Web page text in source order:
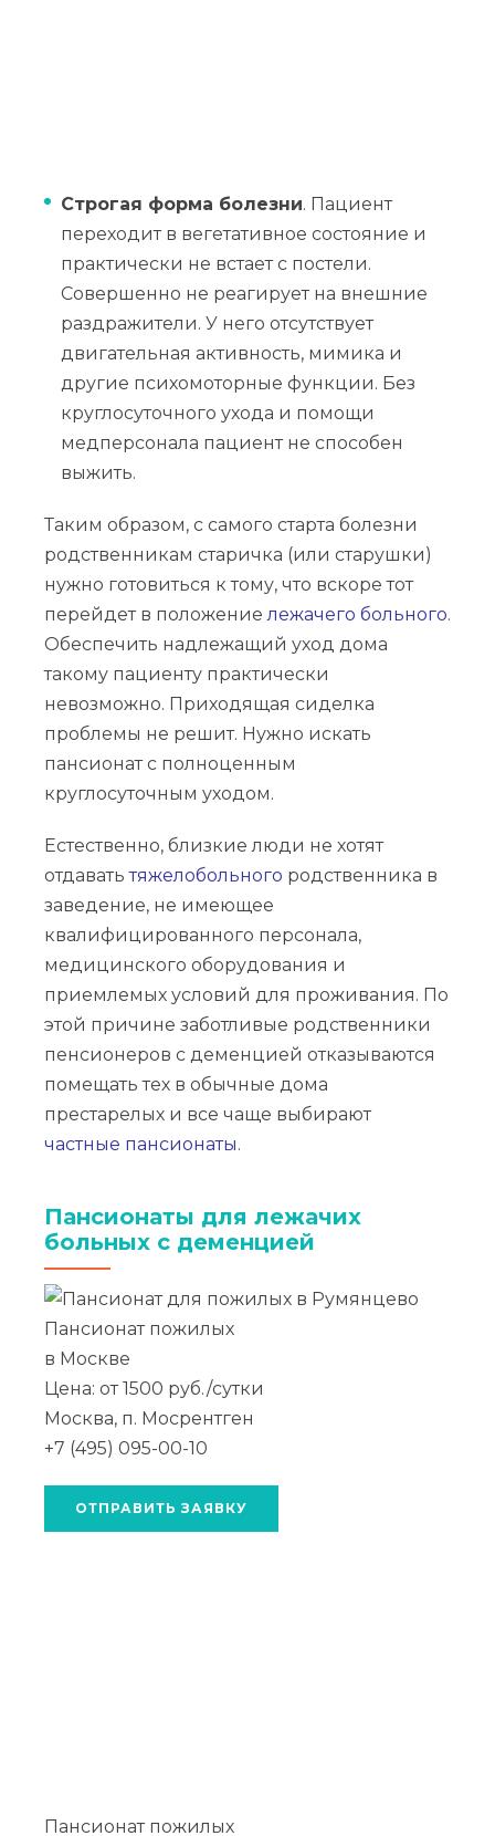
Строгая форма болезни. Пациент
переходит в вегетативное состояние и
практически не встает с постели.
Совершенно не реагирует на внешние
раздражители. У него отсутствует
двигательная активность, мимика и
другие психомоторные функции. Без
круглосуточного ухода и помощи
медперсонала пациент не способен
выжить.
Таким образом, с самого старта болезни
родственникам старичка (или старушки)
нужно готовиться к тому, что вскоре тот
перейдет в положение лежачего больного.
Обеспечить надлежащий уход дома
такому пациенту практически
невозможно. Приходящая сиделка
проблемы не решит. Нужно искать
пансионат с полноценным
круглосуточным уходом.
Естественно, близкие люди не хотят
отдаватьтяжелобольного родственника в
заведение, не имеющее
квалифицированного персонала,
медицинского оборудования и
приемлемых условий для проживания. По
этой причине заботливые родственники
пенсионеров с деменцией отказываются
помещать тех в обычные дома
престарелых и все чаще выбирают
частные пансионаты.
Пансионаты для лежачих
больных с деменцией
Пансионат пожилых
в Москве
Цена: от 1500 руб./сутки
Москва, п. Мосрентген
+7 (495) 095-00-10
ОТПРАВИТЬ ЗАЯВКУ
Пансионат пожилых